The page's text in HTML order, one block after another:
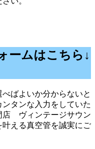
ームはこちら↓
ばよいか分からないと
タンな入力をしていた
店 ヴィンテージサウン
叶える真空管を誠実にご